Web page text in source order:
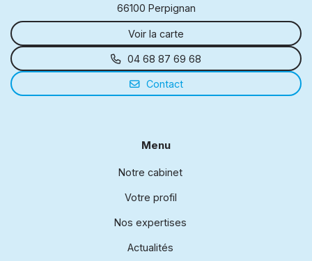
66100 Perpignan
Voir la carte
04 68 87 69 68
Contact
Menu
Notre cabinet
Votre profil
Nos expertises
Actualités